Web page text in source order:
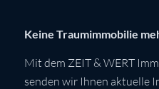
Keine Traumimmobilie
Mit dem ZEIT & WERT
senden wir Ihnen aktuelle